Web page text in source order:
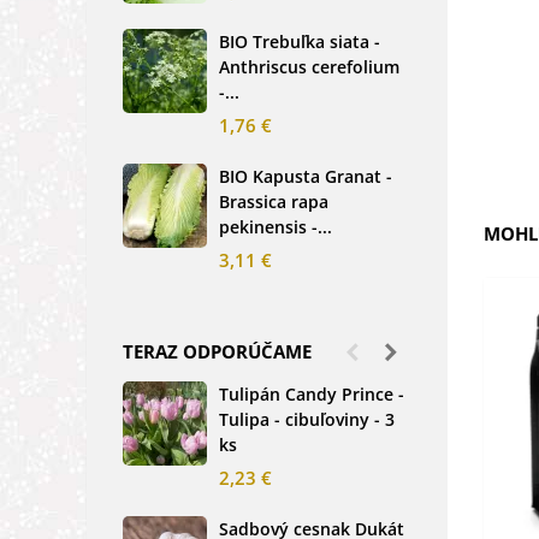
BIO Trebuľka siata -
Anthriscus cerefolium
-...
1,76 €
BIO Kapusta Granat -
Brassica rapa
pekinensis -...
3,11 €
TERAZ ODPORÚČAME
Tulipán Candy Prince -
Tulipa - cibuľoviny - 3
ks
2,23 €
Sadbový cesnak Dukát